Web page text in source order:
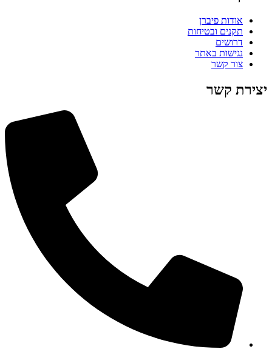
אודות פיברן
תקנים ובטיחות
דרושים
נגישות באתר
צור קשר
יצירת קשר